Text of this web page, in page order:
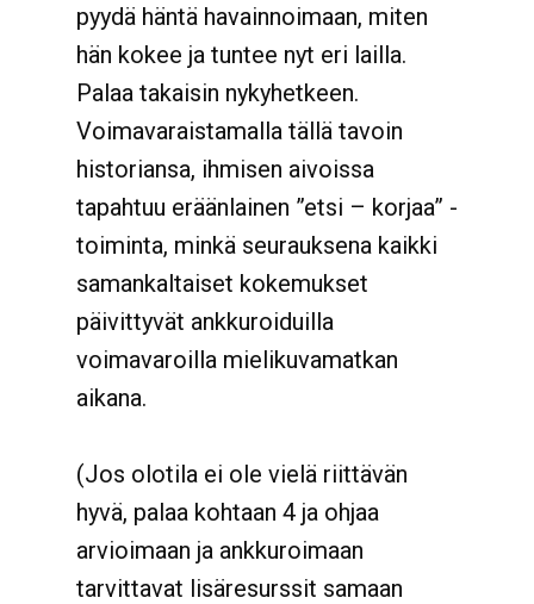
pyydä häntä havainnoimaan, miten
hän kokee ja tuntee nyt eri lailla.
Palaa takaisin nykyhetkeen.
Voimavaraistamalla tällä tavoin
historiansa, ihmisen aivoissa
tapahtuu eräänlainen ”etsi – korjaa” -
toiminta, minkä seurauksena kaikki
samankaltaiset kokemukset
päivittyvät ankkuroiduilla
voimavaroilla mielikuvamatkan
aikana.
(Jos olotila ei ole vielä riittävän
hyvä, palaa kohtaan 4 ja ohjaa
arvioimaan ja ankkuroimaan
tarvittavat lisäresurssit samaan